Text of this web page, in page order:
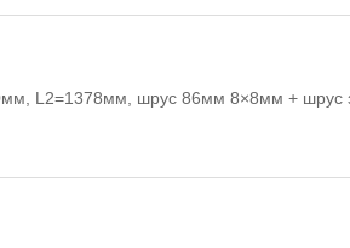
L2=1378мм, шрус 86мм 8×8мм + шрус